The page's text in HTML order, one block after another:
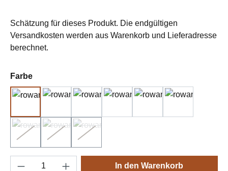
Schätzung für dieses Produkt. Die endgültigen
Versandkosten werden aus Warenkorb und Lieferadresse
berechnet.
Farbeauswählen
2 Beach
(Ausverkauft)
(Diese Option ist zurzeit nicht verfügbar.)
3 Cloudy
(Ausverkauft)
(Diese Option ist zurzeit nicht verfügbar.)
Produkt Anzahl: Gib den gewünschten
In den Warenkorb